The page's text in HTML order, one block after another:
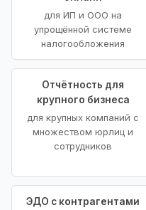
для ИП и ООО на
упрощённой системе
налогообложения
Отчётность для
крупного бизнеса
для крупных компаний с
множеством юрлиц и
сотрудников
ЭДО с контрагентами